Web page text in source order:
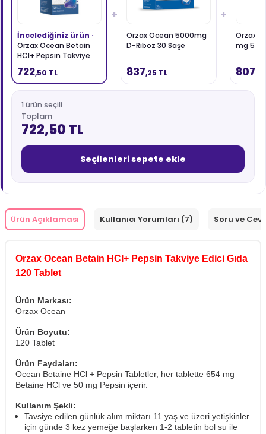
İncelediğiniz ürün ·
Orzax Ocean Betain
HCI+ Pepsin Takviye
Edici Gıda 120 Tablet
722,50 TL
+
Orzax Ocean 5000mg
D-Riboz 30 Saşe
837,25 TL
+
Orzax
mg 50
807
1 ürün seçili
Toplam
722,50 TL
Seçilenleri sepete ekle
Ürün Açıklaması Kullanıcı Yorumları (7) Soru ve
Orzax Ocean Betain HCI+ Pepsin Takviye Edici Gıda
120 Tablet
Ürün Markası:
Orzax Ocean
Ürün Boyutu:
120 Tablet
Ürün Faydaları:
Ocean Betaine HCl + Pepsin Tabletler, her tablette 654 mg
Betaine HCl ve 50 mg Pepsin içerir.
Kullanım Şekli:
Tavsiye edilen günlük alım miktarı 11 yaş ve üzeri yetişkinler
için günde 3 kez yemeğe başlarken 1-2 tabletin bol su ile